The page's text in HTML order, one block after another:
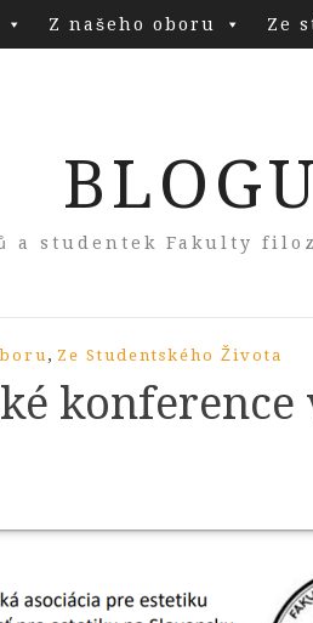
Z našeho oboru Ze
a studentek Fakulty
, Ze Studentského Života
konference